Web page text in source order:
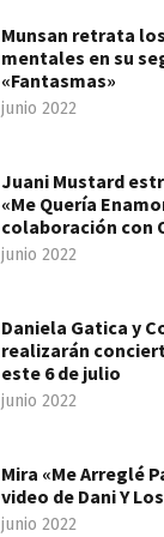
Munsan retrata
mentales en su
«Fantasmas»
junio 2022
Juani Mustard
«Me Quería
colaboración con
junio 2022
Daniela Gatica y
realizarán
este 6 de julio
junio 2022
Mira «Me Arreglé
video de Dani Y
junio 2022